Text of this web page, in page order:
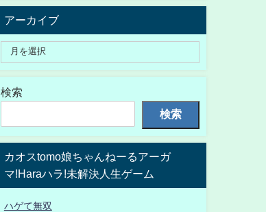
アーカイブ
検索
検索
カオスtomo娘ちゃんねーるアーガ
マ!Haraハラ!未解決人生ゲーム
ハゲて無双